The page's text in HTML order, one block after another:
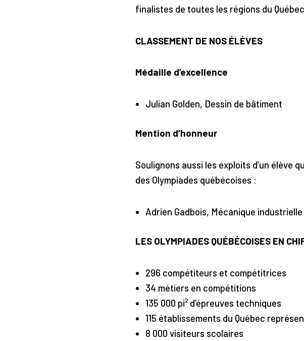
finalistes de toutes les régions du
CLASSEMENT DE NOS ÉLÈVES
Médaille d’excellence
Julian Golden, Dessin de bâtiment
Mention d’honneur
Soulignons aussi les exploits d’un élève
des Olympiades québécoises :
Adrien Gadbois, Mécanique industrielle
LES OLYMPIADES QUÉBÉCOISES EN
296 compétiteurs et compétitrices
34 métiers en compétitions
135 000 pi² d’épreuves techniques
115 établissements du Québec
8 000 visiteurs scolaires